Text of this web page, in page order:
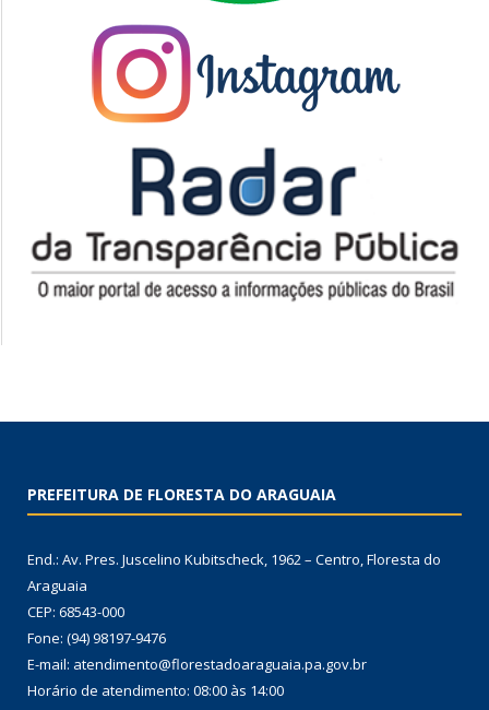
PREFEITURA DE FLORESTA DO ARAGUAIA
End.: Av. Pres. Juscelino Kubitscheck, 1962 – Centro, Floresta do
Araguaia
CEP: 68543-000
Fone: (94) 98197-9476
E-mail: atendimento@florestadoaraguaia.pa.gov.br
Horário de atendimento: 08:00 às 14:00